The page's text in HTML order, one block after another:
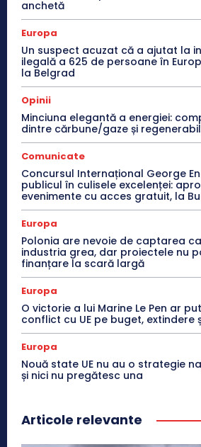
anchetă
Europa
Un suspect acuzat că a ajutat la
ilegală a 625 de persoane în
la Belgrad
Opinii
Minciuna elegantă a energiei:
dintre cărbune/gaze și
Comunicate
Concursul Internațional George
publicul în culisele excelenței:
evenimente cu acces gratuit, la
Europa
Polonia are nevoie de captarea
industria grea, dar proiectele nu
finanțare la scară largă
Europa
O victorie a lui Marine Le Pen ar
conflict cu UE pe buget, extindere
Europa
Nouă state UE nu au o strategie
și nici nu pregătesc una
Articole relevante